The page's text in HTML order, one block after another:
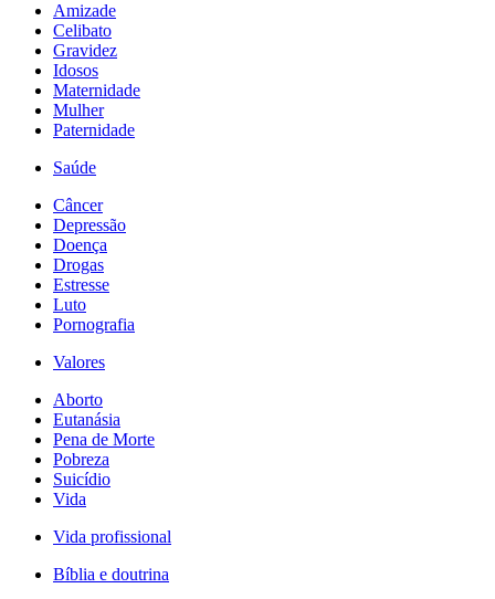
Amizade
Celibato
Gravidez
Idosos
Maternidade
Mulher
Paternidade
Saúde
Câncer
Depressão
Doença
Drogas
Estresse
Luto
Pornografia
Valores
Aborto
Eutanásia
Pena de Morte
Pobreza
Suicídio
Vida
Vida profissional
Bíblia e doutrina